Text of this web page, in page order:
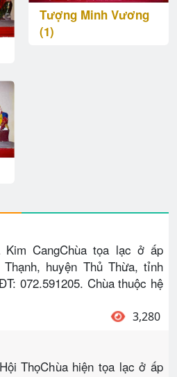
Tượng Minh Vương
(1)
Kim CangChùa tọa lạc ở ấp
huyện Thủ Thừa, tỉnh
072.591205. Chùa thuộc hệ
3,280
ThọChùa hiện tọa lạc ở ấp